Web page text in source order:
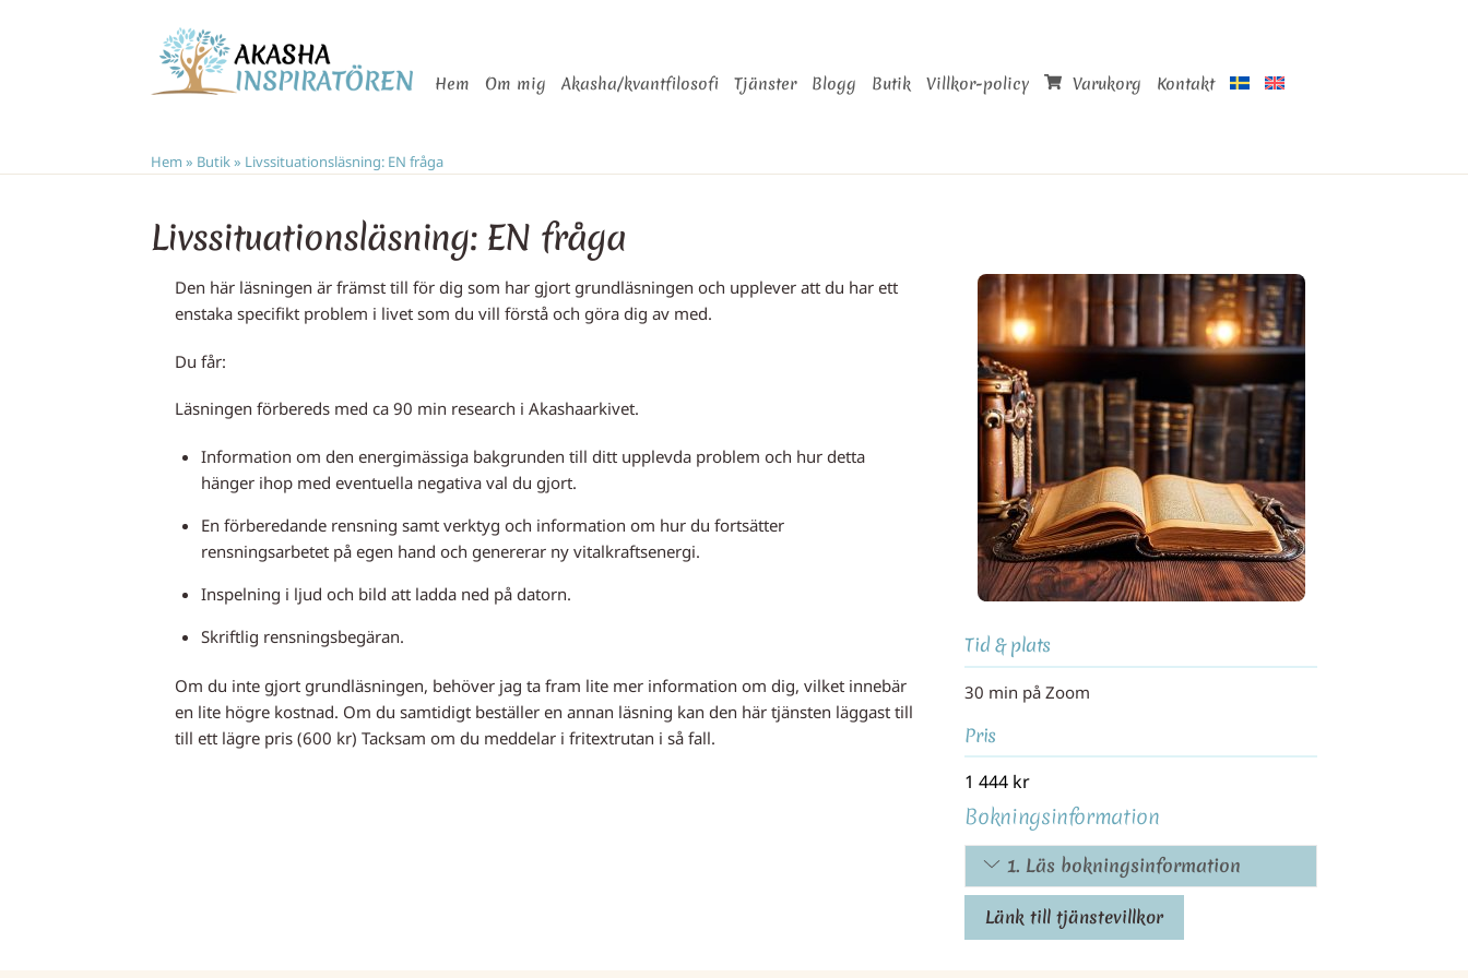
Hem Om mig Akasha/kvantfilosofi Tjänster Blogg Butik Villkor-policy Varukorg Kontakt
Hem » Butik» Livssituationsläsning: EN fråga
Livssituationsläsning: EN fråga
Den här läsningen är främst till för dig som har gjort grundläsningen och upplever att du har ett
enstaka specifikt problem i livet som du vill förstå och göra dig av med.
Du får:
Läsningen förbereds med ca 90 min research i Akashaarkivet.
Information om den energimässiga bakgrunden till ditt upplevda problem och hur detta
hänger ihop med eventuella negativa val du gjort.
En förberedande rensning samt verktyg och information om hur du fortsätter
rensningsarbetet på egen hand och genererar ny vitalkraftsenergi.
Inspelning i ljud och bild att ladda ned på datorn.
Skriftlig rensningsbegäran.
Om du inte gjort grundläsningen, behöver jag ta fram lite mer information om dig, vilket innebär
en lite högre kostnad. Om du samtidigt beställer en annan läsning kan den här tjänsten läggast till
till ett lägre pris (600 kr) Tacksam om du meddelar i fritextrutan i så fall.
Tid & plats
30 min på Zoom
Pris
1 444 kr
Bokningsinformation
1. Läs bokningsinformation
Länk till tjänstevillkor